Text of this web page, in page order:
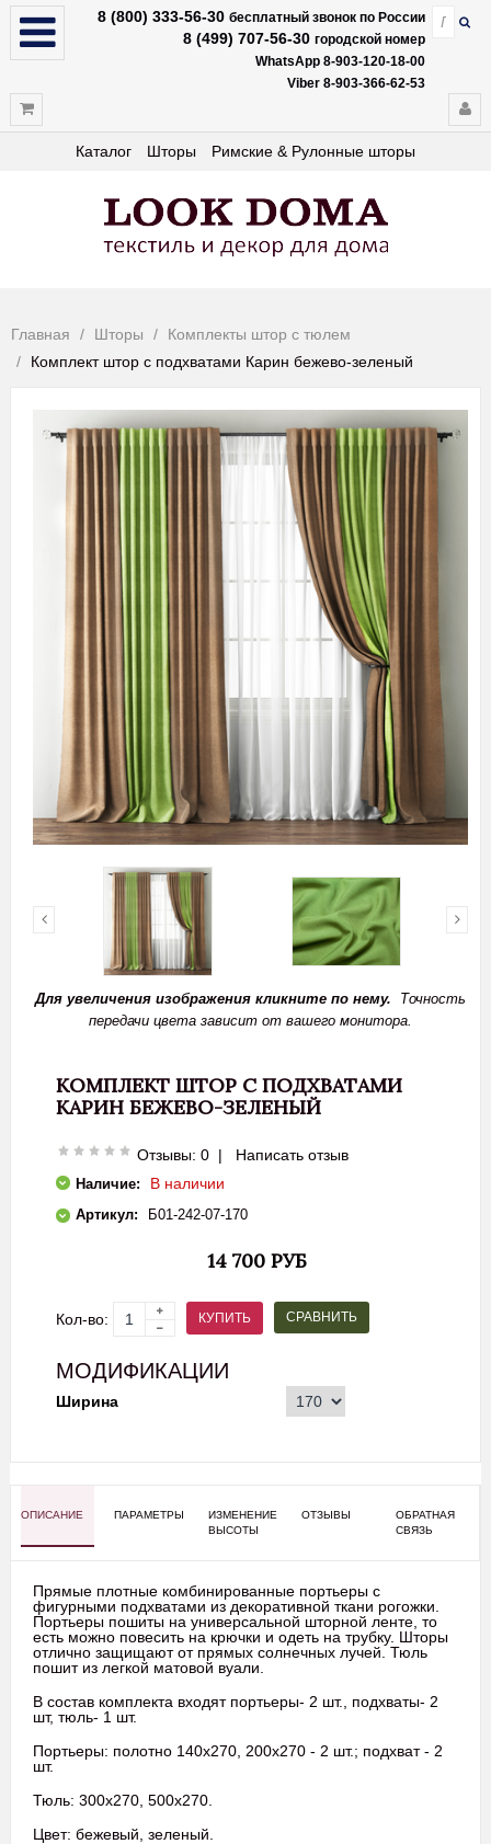
8 (800) 333-56-30 бесплатный звонок по России
8 (499) 707-56-30 городской номер
WhatsApp 8-903-120-18-00
Viber 8-903-366-62-53
Каталог Шторы Римские & Рулонные шторы
Главная Шторы
Комплекты штор с тюлем
Комплект штор с подхватами Карин бежево-зеленый
Для увеличения изображения кликните по нему. Точность
передачи цвета зависит от вашего монитора.
КОМПЛЕКТ ШТОР С ПОДХВАТАМИ
КАРИН БЕЖЕВО-ЗЕЛЕНЫЙ
Отзывы: 0 | Написать отзыв
Наличие: В наличии
Артикул: Б01-242-07-170
14 700 РУБ
Кол-во: КУПИТЬ СРАВНИТЬ
МОДИФИКАЦИИ
Ширина
ОПИСАНИЕ ПАРАМЕТРЫ
ИЗМЕНЕНИЕ
ВЫСОТЫ
ОТЗЫВЫ
ОБРАТНАЯ
СВЯЗЬ
Прямые плотные комбинированные портьеры с
фигурными подхватами из декоративной ткани рогожки.
Портьеры пошиты на универсальной шторной ленте, то
есть можно повесить на крючки и одеть на трубку. Шторы
отлично защищают от прямых солнечных лучей. Тюль
пошит из легкой матовой вуали.
В состав комплекта входят портьеры- 2 шт., подхваты- 2
шт, тюль- 1 шт.
Портьеры: полотно 140х270, 200х270 - 2 шт.; подхват - 2
шт.
Тюль: 300х270, 500х270.
Цвет: бежевый, зеленый.